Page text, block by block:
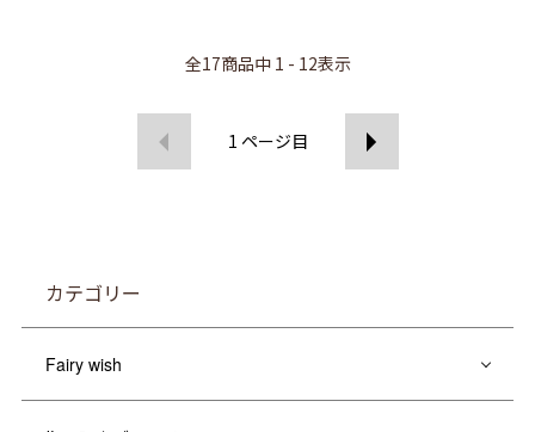
全17商品中 1 - 12表示
1 ページ目
カテゴリー
Fairy wish